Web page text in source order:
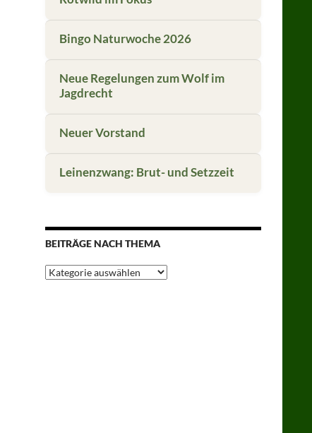
Bingo Naturwoche 2026
Neue Regelungen zum Wolf im
Jagdrecht
Neuer Vorstand
Leinenzwang: Brut- und Setzzeit
BEITRÄGE NACH THEMA
Beiträge
nach